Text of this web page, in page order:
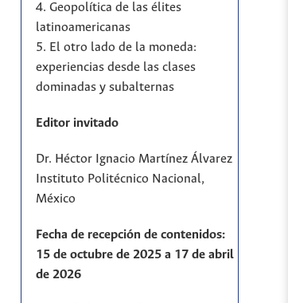
4. Geopolítica de las élites
latinoamericanas
5. El otro lado de la moneda:
experiencias desde las clases
dominadas y subalternas
Editor invitado
Dr. Héctor Ignacio Martínez Álvarez
Instituto Politécnico Nacional,
México
Fecha de recepción de contenidos:
15 de octubre de 2025 a 17 de abril
de 2026